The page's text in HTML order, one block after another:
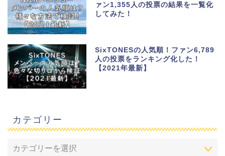
ァン1,355人の投票の結果を一覧化
してみた！
SixTONESの人気順！ファン6,789
人の投票をランキング化した！
【2021年最新】
カテゴリー